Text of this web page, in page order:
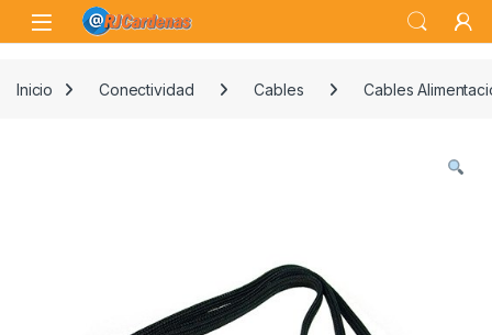
Skip to navigation
Skip to content
Open
Inicio Conectividad Cables Cables